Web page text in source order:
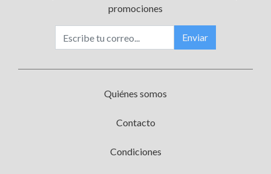
promociones
Enviar
Quiénes somos
Contacto
Condiciones